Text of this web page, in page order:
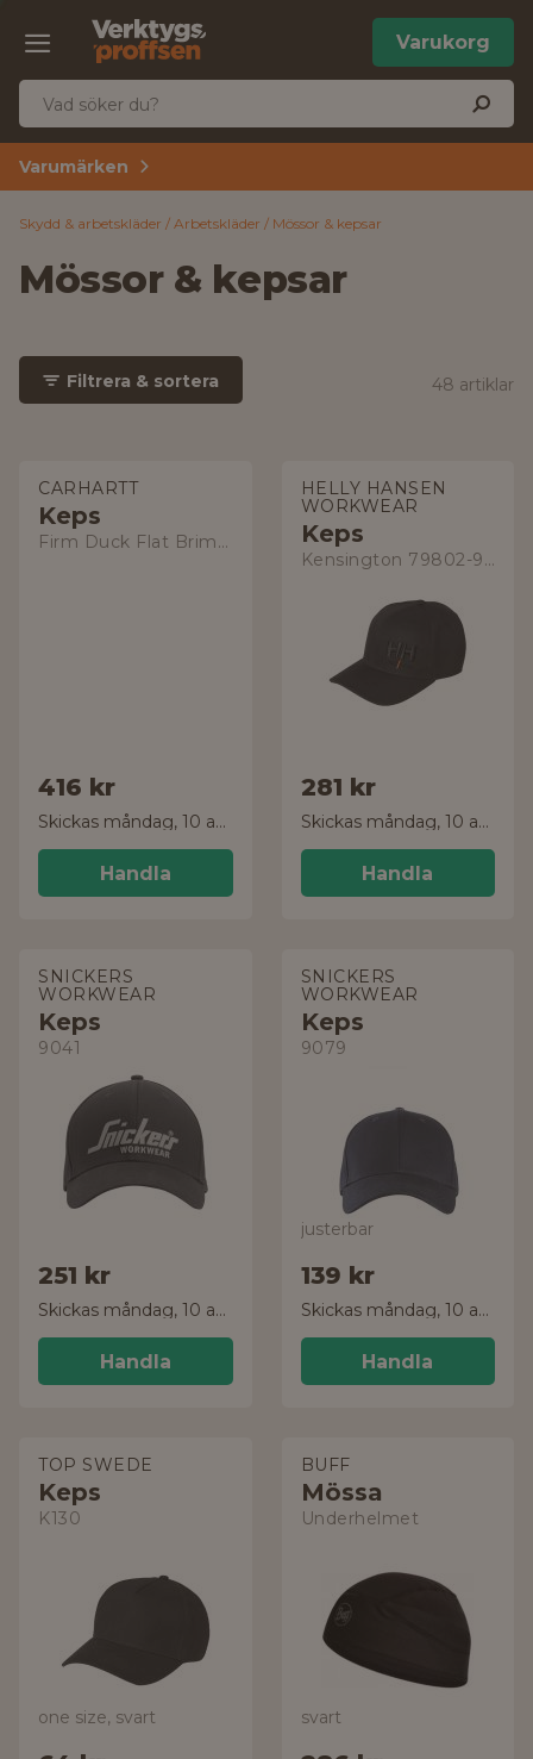
Varukorg
Varumärken
Skydd & arbetskläder Arbetskläder Mössor & kepsar
Mössor & kepsar
Filtrera & sortera 48 artiklar
CARHARTT
Keps
Firm Duck Flat Brim Cap
416 kr
Skickas måndag, 10 aug.
Handla
HELLY HANSEN
WORKWEAR
Keps
Kensington 79802-990
281 kr
Skickas måndag, 10 aug.
Handla
SNICKERS
WORKWEAR
Keps
9041
251 kr
Skickas måndag, 10 aug.
Handla
SNICKERS
WORKWEAR
Keps
9079
justerbar
139 kr
Skickas måndag, 10 aug.
Handla
TOP SWEDE
Keps
K130
one size, svart
BUFF
Mössa
Underhelmet
svart